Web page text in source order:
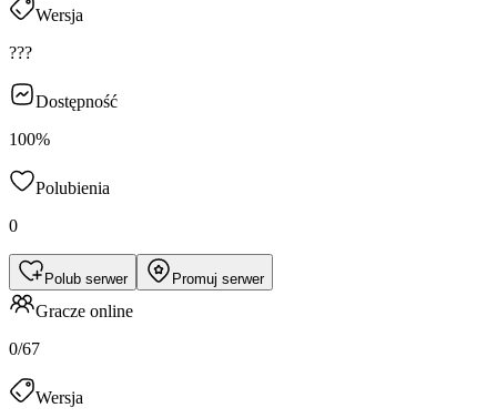
Wersja
???
Dostępność
100%
Polubienia
0
Polub serwer Promuj serwer
Gracze online
0/67
Wersja